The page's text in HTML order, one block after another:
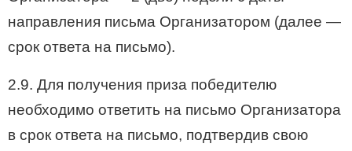
направления письма Организатором (далее —
срок ответа на письмо).
2.9. Для получения приза победителю
необходимо ответить на письмо Организатора
в срок ответа на письмо, подтвердив свою